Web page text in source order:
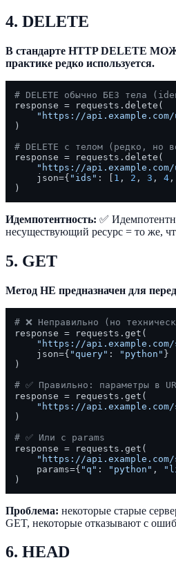
4. DELETE
В стандарте HTTP DELETE
практике редко используется.
# DELETE обычно БЕЗ тела
response = requests.delete(
"https://api.example.com/
)
# DELETE с телом (редко, но
response = requests.delete(
"https://
    json={
"ids" : [ 1 , 2 , 3 , 4 ,
Идемпотентность: ✅
несуществующий ресурс = то же,
5. GET
Метод НЕ предназначен для
# ❌ Неправильно (но
response = requests.get(
"https://api.example.com/
    json={
"query" : "python" }
)
# ✅ Правильно: параметры в
response = requests.get(
"https://api.example.com/
)
# ✅ Или с params
response = requests.get(
"https://api.example.com/
    params={
"q" : "python" ,
Проблема: некоторые старые
GET, некоторые отказывают с
6. HEAD